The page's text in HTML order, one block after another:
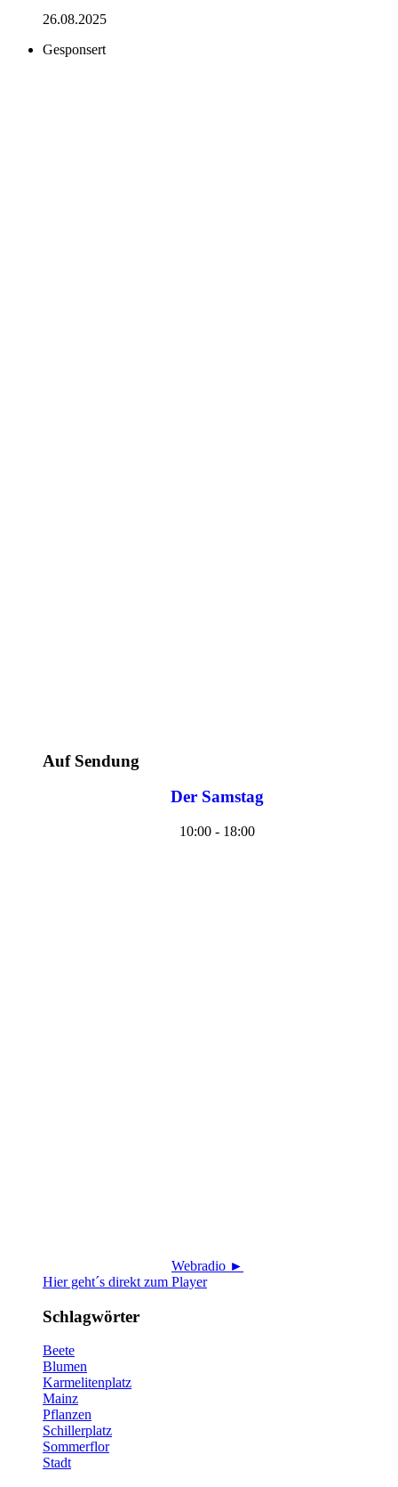
26.08.2025
Gesponsert
Auf Sendung
Der Samstag
10:00 - 18:00
Webradio ►
Hier geht´s direkt zum Player
Schlagwörter
Beete
Blumen
Karmelitenplatz
Mainz
Pflanzen
Schillerplatz
Sommerflor
Stadt